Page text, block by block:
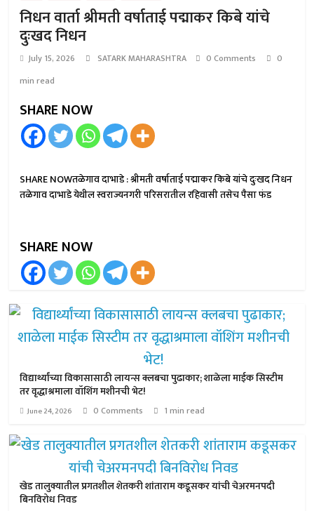
निधन वार्ता श्रीमती वर्षाताई पद्माकर किबे यांचे
दुःखद निधन
July 15, 2026 SATARK MAHARASHTRA 0 Comments
0
min read
SHARE NOW
SHARE NOWतळेगाव दाभाडे : श्रीमती वर्षाताई पद्माकर किबे यांचे दुःखद निधन
तळेगाव दाभाडे येथील स्वराज्यनगरी परिसरातील रहिवासी तसेच पैसा फंड
SHARE NOW
विद्यार्थ्यांच्या विकासासाठी लायन्स क्लबचा पुढाकार; शाळेला माईक सिस्टीम
तर वृद्धाश्रमाला वॉशिंग मशीनची भेट!
June 24, 2026 0 Comments 1 min read
खेड तालुक्यातील प्रगतशील शेतकरी शांताराम कडूसकर यांची चेअरमनपदी
बिनविरोध निवड